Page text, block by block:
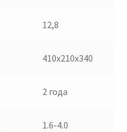
12,8
410х210х340
2 года
1.6-4.0